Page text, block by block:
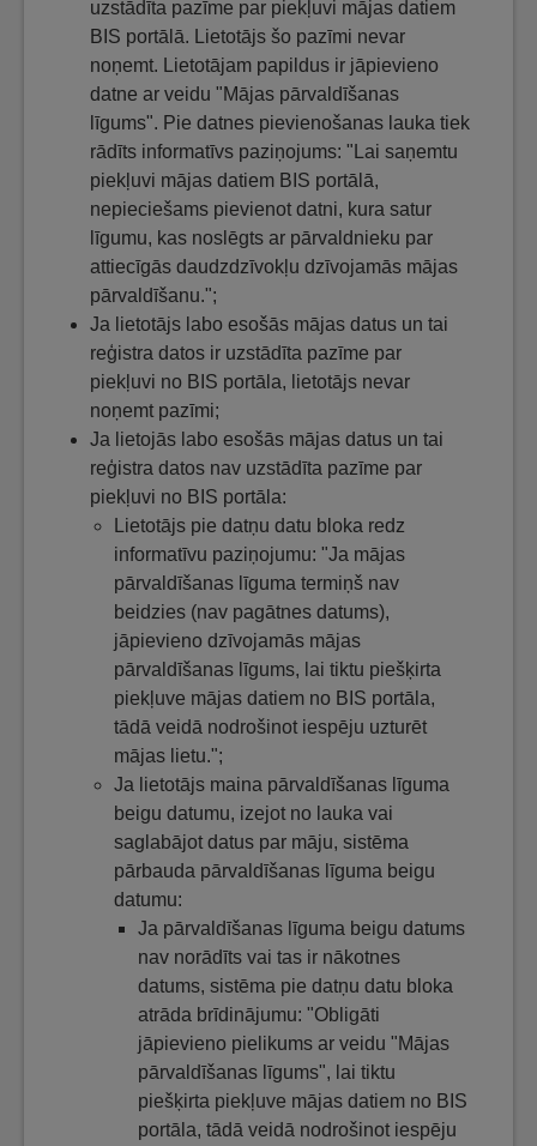
uzstādīta pazīme par piekļuvi mājas datiem
BIS portālā. Lietotājs šo pazīmi nevar
noņemt. Lietotājam papildus ir jāpievieno
datne ar veidu "Mājas pārvaldīšanas
līgums". Pie datnes pievienošanas lauka tiek
rādīts informatīvs paziņojums: "Lai saņemtu
piekļuvi mājas datiem BIS portālā,
nepieciešams pievienot datni, kura satur
līgumu, kas noslēgts ar pārvaldnieku par
attiecīgās daudzdzīvokļu dzīvojamās mājas
pārvaldīšanu.";
Ja lietotājs labo esošās mājas datus un tai
reģistra datos ir uzstādīta pazīme par
piekļuvi no BIS portāla, lietotājs nevar
noņemt pazīmi;
Ja lietojās labo esošās mājas datus un tai
reģistra datos nav uzstādīta pazīme par
piekļuvi no BIS portāla:
Lietotājs pie datņu datu bloka redz
informatīvu paziņojumu: "Ja mājas
pārvaldīšanas līguma termiņš nav
beidzies (nav pagātnes datums),
jāpievieno dzīvojamās mājas
pārvaldīšanas līgums, lai tiktu piešķirta
piekļuve mājas datiem no BIS portāla,
tādā veidā nodrošinot iespēju uzturēt
mājas lietu.";
Ja lietotājs maina pārvaldīšanas līguma
beigu datumu, izejot no lauka vai
saglabājot datus par māju, sistēma
pārbauda pārvaldīšanas līguma beigu
datumu:
Ja pārvaldīšanas līguma beigu datums
nav norādīts vai tas ir nākotnes
datums, sistēma pie datņu datu bloka
atrāda brīdinājumu: "Obligāti
jāpievieno pielikums ar veidu "Mājas
pārvaldīšanas līgums", lai tiktu
piešķirta piekļuve mājas datiem no BIS
portāla, tādā veidā nodrošinot iespēju